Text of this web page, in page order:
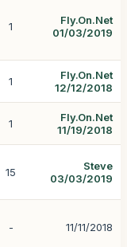
1
Fly.On.Net
01/03/2019
1
Fly.On.Net
12/12/2018
1
Fly.On.Net
11/19/2018
15
Steve
03/03/2019
- 11/11/2018